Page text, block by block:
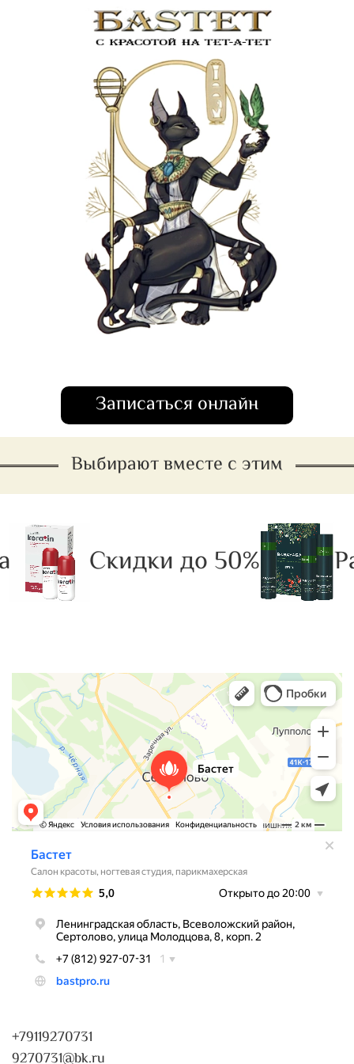
Записаться онлайн
Выбирают вместе с этим
Скидки до 50%
+79119270731
9270731@bk.ru